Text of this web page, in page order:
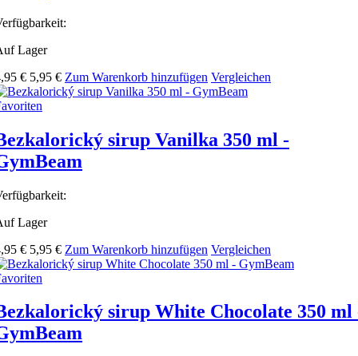
Lager
€ 5,95 € Zum Warenkorb hinzufügen Vergleichen
sirup Vanilka 350 ml -
Lager
€ 5,95 € Zum Warenkorb hinzufügen Vergleichen
sirup White Chocolate 350 ml